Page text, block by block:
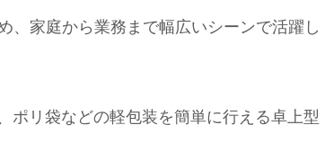
、家庭から業務まで幅広いシーンで活躍し
ポリ袋などの軽包装を簡単に行える卓上型